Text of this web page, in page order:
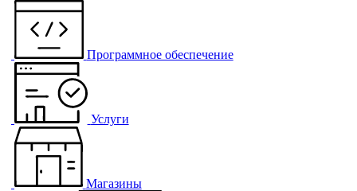
Программное обеспечение
Услуги
Магазины